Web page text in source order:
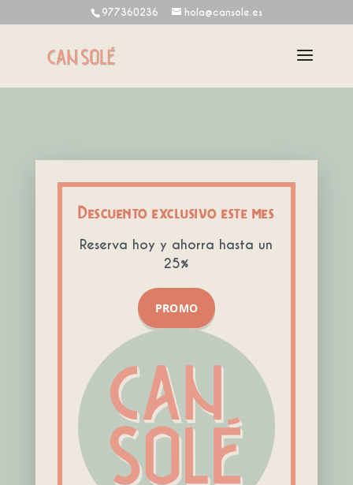
977360236 hola@cansole.es
Descuento exclusivo este mes
Reserva hoy y ahorra hasta un
25%
PROMO